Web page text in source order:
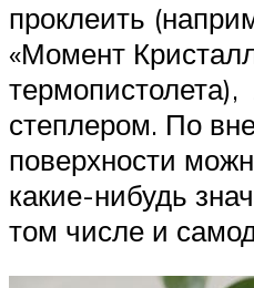
проклеить
«Момент
степлером. По
поверхности
какие-нибудь
том числе и